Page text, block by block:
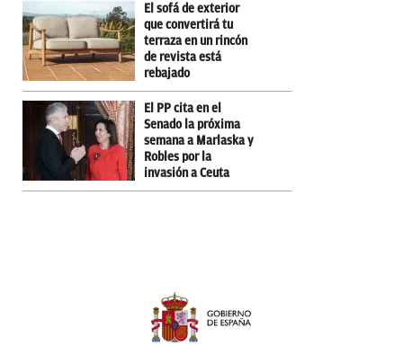
El sofá de exterior
que convertirá tu
terraza en un rincón
de revista está
rebajado
El PP cita en el
Senado la próxima
semana a Marlaska y
Robles por la
invasión a Ceuta